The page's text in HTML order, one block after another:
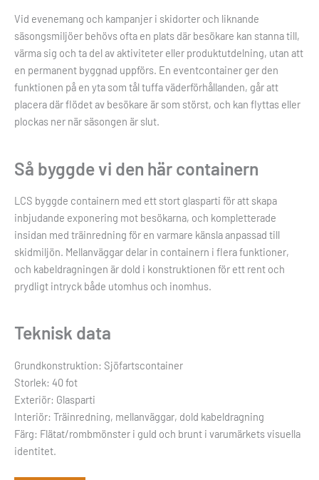
Vid evenemang och kampanjer i skidorter och liknande
säsongsmiljöer behövs ofta en plats där besökare kan stanna till,
värma sig och ta del av aktiviteter eller produktutdelning, utan att
en permanent byggnad uppförs. En eventcontainer ger den
funktionen på en yta som tål tuffa väderförhållanden, går att
placera där flödet av besökare är som störst, och kan flyttas eller
plockas ner när säsongen är slut.
Så byggde vi den här containern
LCS byggde containern med ett stort glasparti för att skapa
inbjudande exponering mot besökarna, och kompletterade
insidan med träinredning för en varmare känsla anpassad till
skidmiljön. Mellanväggar delar in containern i flera funktioner,
och kabeldragningen är dold i konstruktionen för ett rent och
prydligt intryck både utomhus och inomhus.
Teknisk data
Grundkonstruktion: Sjöfartscontainer
Storlek: 40 fot
Exteriör: Glasparti
Interiör: Träinredning, mellanväggar, dold kabeldragning
Färg: Flätat/rombmönster i guld och brunt i varumärkets visuella
identitet.